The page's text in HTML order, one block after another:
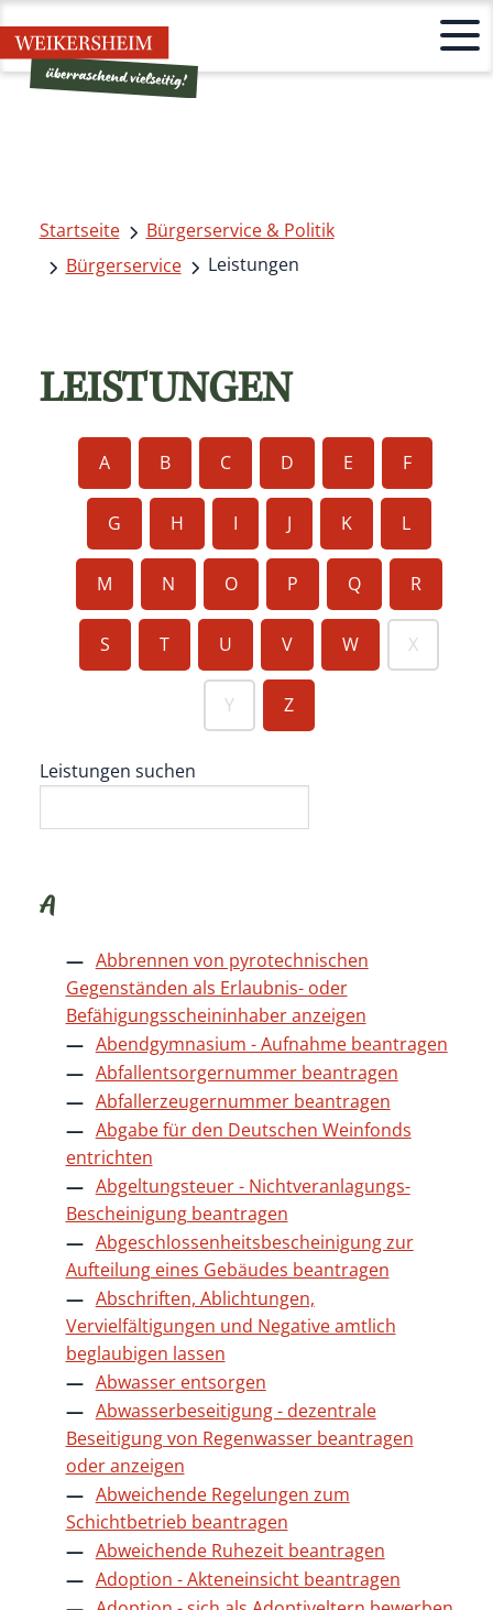
Startseite
Bürgerservice & Politik
Bürgerservice
Leistungen
LEISTUNGEN
A B C D E F
G H I J K L
M N O P Q R
S T U V W X
Y Z
Leistungen suchen
A
Abbrennen von pyrotechnischen
Gegenständen als Erlaubnis- oder
Befähigungsscheininhaber anzeigen
Abendgymnasium - Aufnahme beantragen
Abfallentsorgernummer beantragen
Abfallerzeugernummer beantragen
Abgabe für den Deutschen Weinfonds
entrichten
Abgeltungsteuer - Nichtveranlagungs-
Bescheinigung beantragen
Abgeschlossenheitsbescheinigung zur
Aufteilung eines Gebäudes beantragen
Abschriften, Ablichtungen,
Vervielfältigungen und Negative amtlich
beglaubigen lassen
Abwasser entsorgen
Abwasserbeseitigung - dezentrale
Beseitigung von Regenwasser beantragen
oder anzeigen
Abweichende Regelungen zum
Schichtbetrieb beantragen
Abweichende Ruhezeit beantragen
Adoption - Akteneinsicht beantragen